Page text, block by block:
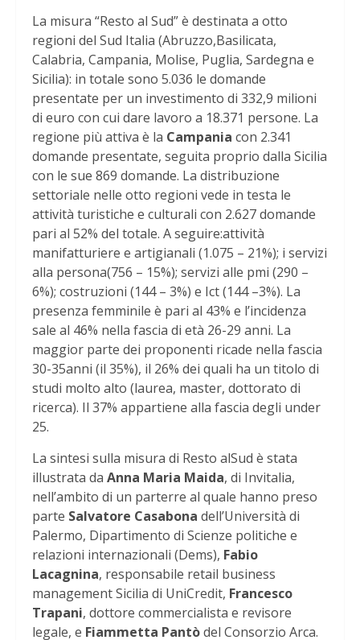
La misura “Resto al Sud” è destinata a otto
regioni del Sud Italia (Abruzzo,Basilicata,
Calabria, Campania, Molise, Puglia, Sardegna e
Sicilia): in totale sono 5.036 le domande
presentate per un investimento di 332,9 milioni
di euro con cui dare lavoro a 18.371 persone. La
regione più attiva è la Campania con 2.341
domande presentate, seguita proprio dalla Sicilia
con le sue 869 domande. La distribuzione
settoriale nelle otto regioni vede in testa le
attività turistiche e culturali con 2.627 domande
pari al 52% del totale. A seguire:attività
manifatturiere e artigianali (1.075 – 21%); i servizi
alla persona(756 – 15%); servizi alle pmi (290 –
6%); costruzioni (144 – 3%) e Ict (144 –3%). La
presenza femminile è pari al 43% e l’incidenza
sale al 46% nella fascia di età 26-29 anni. La
maggior parte dei proponenti ricade nella fascia
30-35anni (il 35%), il 26% dei quali ha un titolo di
studi molto alto (laurea, master, dottorato di
ricerca). Il 37% appartiene alla fascia degli under
25.
La sintesi sulla misura di Resto alSud è stata
illustrata da Anna Maria Maida, di Invitalia,
nell’ambito di un parterre al quale hanno preso
parte Salvatore Casabona dell’Università di
Palermo, Dipartimento di Scienze politiche e
relazioni internazionali (Dems), Fabio
Lacagnina, responsabile retail business
management Sicilia di UniCredit, Francesco
Trapani, dottore commercialista e revisore
legale, e Fiammetta Pantòdel Consorzio Arca.